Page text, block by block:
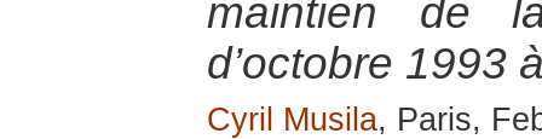
maintien de
d’octobre 1993
Cyril Musila, Paris,